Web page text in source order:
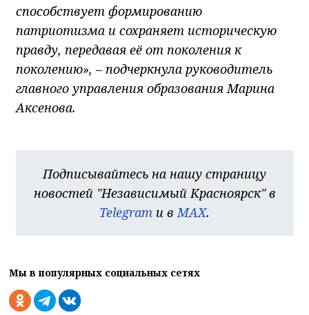
способствует формированию
патриотизма и сохраняет историческую
правду, передавая её от поколения к
поколению», – подчеркнула руководитель
главного управления образования Марина
Аксенова.
Подписывайтесь на нашу страницу
новостей "Независимый Красноярск" в
Telegram и в MAX.
Мы в популярных социальных сетях